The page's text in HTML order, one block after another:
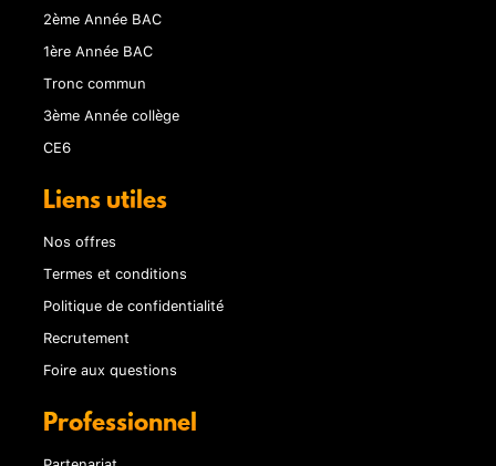
2ème Année BAC
1ère Année BAC
Tronc commun
3ème Année collège
CE6
Liens utiles
Nos offres
Termes et conditions
Politique de confidentialité
Recrutement
Foire aux questions
Professionnel